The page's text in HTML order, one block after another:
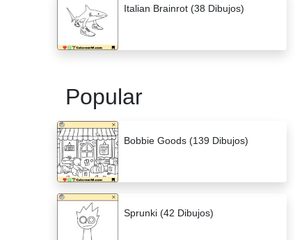
Italian Brainrot (38 Dibujos)
Popular
Bobbie Goods (139 Dibujos)
Sprunki (42 Dibujos)